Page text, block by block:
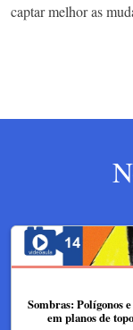
captar melhor as
Sombras: Polígonos
em planos de